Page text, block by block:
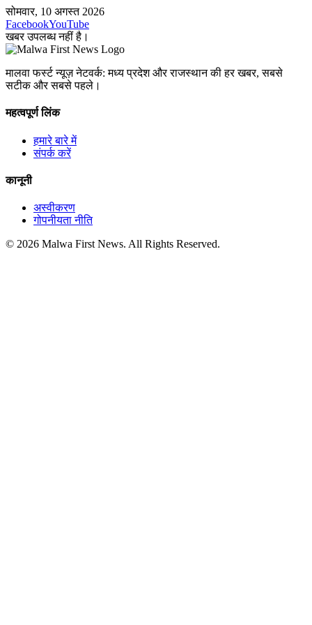
सोमवार, 10 अगस्त 2026
FacebookYouTube
खबर उपलब्ध नहीं है।
मालवा फर्स्ट न्यूज़ नेटवर्क: मध्य प्रदेश और राजस्थान की हर खबर, सबसे
सटीक और सबसे पहले।
महत्वपूर्ण लिंक
हमारे बारे में
संपर्क करें
कानूनी
अस्वीकरण
गोपनीयता नीति
© 2026 Malwa First News. All Rights Reserved.